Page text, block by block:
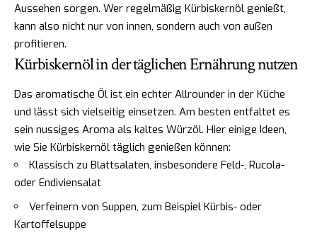
Aussehen sorgen. Wer regelmäßig Kürbiskernöl genießt,
kann also nicht nur von innen, sondern auch von außen
profitieren.
Kürbiskernöl in der täglichen Ernährung nutzen
Das aromatische Öl ist ein echter Allrounder in der Küche
und lässt sich vielseitig einsetzen. Am besten entfaltet es
sein nussiges Aroma als kaltes Würzöl. Hier einige Ideen,
wie Sie Kürbiskernöl täglich genießen können:
Klassisch zu Blattsalaten, insbesondere Feld-, Rucola-
oder Endiviensalat
Verfeinern von Suppen, zum Beispiel Kürbis- oder
Kartoffelsuppe